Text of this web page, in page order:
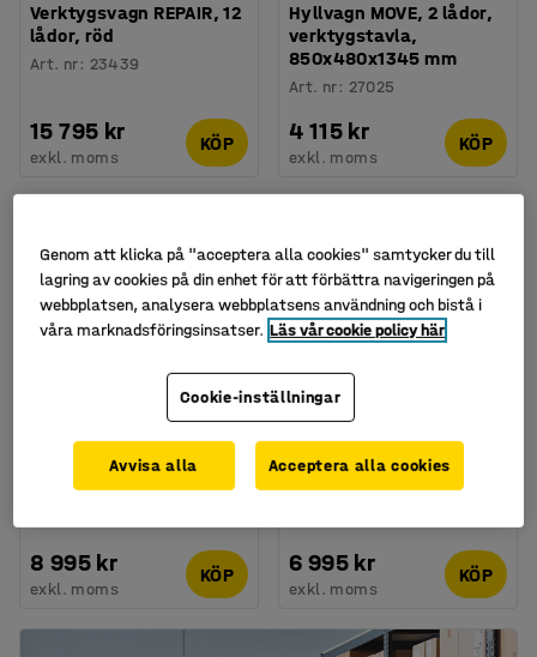
Verktygsvagn REPAIR, 12
lådor, röd
Art. nr: 23439
15 795 kr
exkl. moms
KÖP
Hyllvagn MOVE, 2 lådor,
verktygstavla,
850x480x1345 mm
Art. nr: 27025
4 115 kr
exkl. moms
KÖP
Verktygsvagn REPAIR, 10
lådor, röd
8 995 kr
exkl. moms
KÖP
Verktygsvagn APPEAR,
1120x660 mm
6 995 kr
exkl. moms
KÖP
Genom att klicka på "acceptera alla cookies" samtycker du till
lagring av cookies på din enhet för att förbättra navigeringen på
webbplatsen, analysera webbplatsens användning och bistå i
våra marknadsföringsinsatser. Läs vår cookie policy här
Cookie-inställningar
Avvisa alla Acceptera alla cookies